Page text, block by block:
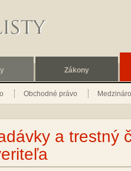
Zákony
Obchodné právo
a trestný